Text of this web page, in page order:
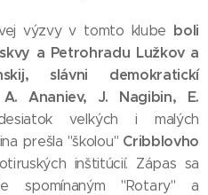
výzvy v tomto klube boli
a Petrohradu Lužkov a
slávni demokratickí
Ananiev, J. Nagibin, E.
veľkých i malých
prešla "školou" Cribblovho
inštitúcií. Zápas sa
spomínaným "Rotary" a